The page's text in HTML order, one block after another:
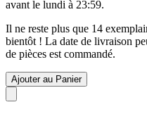
avant le lundi à 23:59.
Il ne reste plus que 14
bientôt ! La date de livraison
de pièces est commandé.
Ajouter au Panier